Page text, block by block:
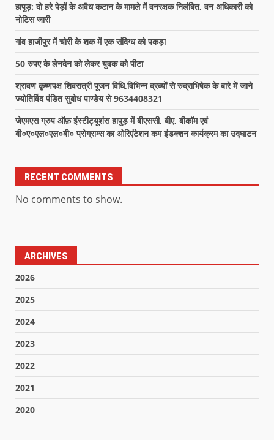
हापुड़: दो हरे पेड़ों के अवैध कटान के मामले में वनरक्षक निलंबित, वन अधिकारी को
नोटिस जारी
गांव हाजीपुर में चोरी के शक में एक संदिग्ध को पकड़ा
50 रुपए के लेनदेन को लेकर युवक को पीटा
श्रावण कृष्णपक्ष शिवरात्री पूजन विधि,विभिन्न द्रव्यों से रुद्राभिषेक के बारे में जाने
ज्योतिर्विद पंडित सुबोध पाण्डेय से 9634408321
जेएमएस ग्रुप ऑफ़ इंस्टीट्यूशंस हापुड़ में बीएससी, बीए, बीकॉम एवं
बी०ए०एल०एल०बी० प्रोग्राम्स का ओरिएंटेशन कम इंडक्शन कार्यक्रम का उद्घाटन
RECENT COMMENTS
No comments to show.
ARCHIVES
2026
2025
2024
2023
2022
2021
2020